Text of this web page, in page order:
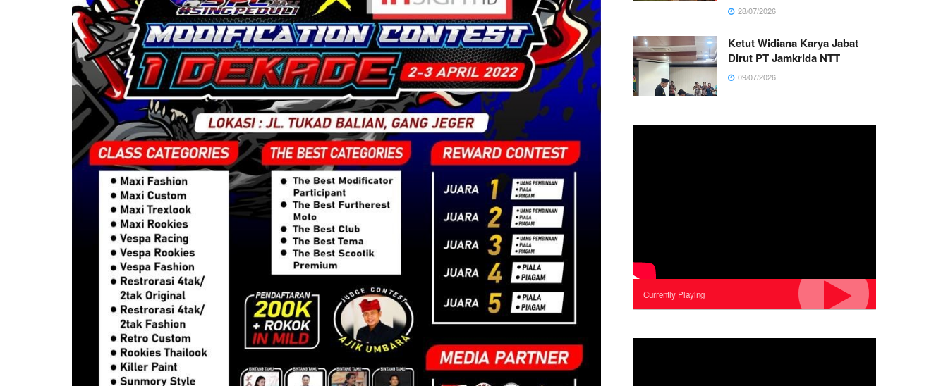
28/07/2026
Ketut Widiana Karya Jabat
Dirut PT Jamkrida NTT
09/07/2026
Currently Playing